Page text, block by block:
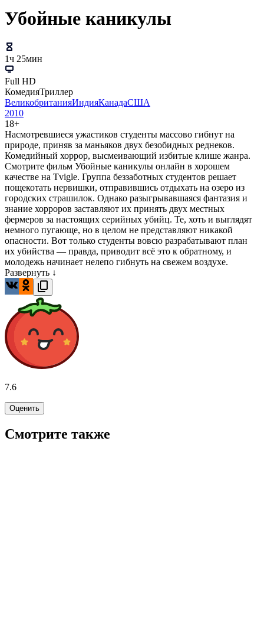
Убойные каникулы
1ч 25мин
Full HD
КомедияТриллер
ВеликобританияИндияКанадаСША
2010
18+
Насмотревшиеся ужастиков студенты массово гибнут на
природе, приняв за маньяков двух безобидных реднеков.
Комедийный хоррор, высмеивающий избитые клише жанра.
Смотрите фильм Убойные каникулы онлайн в хорошем
качестве на Tvigle. Группа беззаботных студентов решает
пощекотать нервишки, отправившись отдыхать на озеро из
городских страшилок. Однако разыгрывавшаяся фантазия и
знание хорроров заставляют их принять двух местных
фермеров за настоящих серийных убийц. Те, хоть и выглядят
немного пугающе, но в целом не представляют никакой
опасности. Вот только студенты вовсю разрабатывают план
их убийства — правда, приводит всё это к обратному, и
молодежь начинает нелепо гибнуть на свежем воздухе.
Развернуть ↓
7.6
Оценить
Смотрите также